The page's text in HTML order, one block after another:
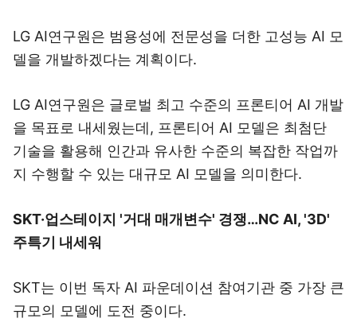
LG AI연구원은 범용성에 전문성을 더한 고성능 AI 모
델을 개발하겠다는 계획이다.
LG AI연구원은 글로벌 최고 수준의 프론티어 AI 개발
을 목표로 내세웠는데, 프론티어 AI 모델은 최첨단
기술을 활용해 인간과 유사한 수준의 복잡한 작업까
지 수행할 수 있는 대규모 AI 모델을 의미한다.
SKT·업스테이지 '거대 매개변수' 경쟁…NC AI, '3D'
주특기 내세워
SKT는 이번 독자 AI 파운데이션 참여기관 중 가장 큰
규모의 모델에 도전 중이다.